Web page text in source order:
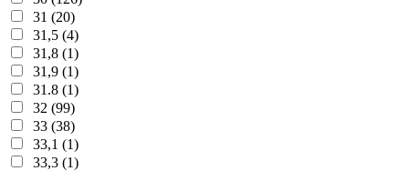
31 (20)
31,5 (4)
31,8 (1)
31,9 (1)
31.8 (1)
32 (99)
33 (38)
33,1 (1)
33,3 (1)